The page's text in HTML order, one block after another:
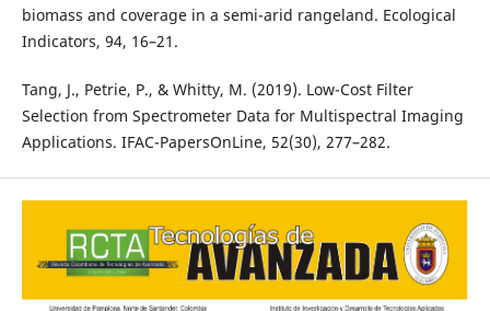
biomass and coverage in a semi-arid rangeland. Ecological
Indicators, 94, 16–21.
Tang, J., Petrie, P., & Whitty, M. (2019). Low-Cost Filter
Selection from Spectrometer Data for Multispectral Imaging
Applications. IFAC-PapersOnLine, 52(30), 277–282.